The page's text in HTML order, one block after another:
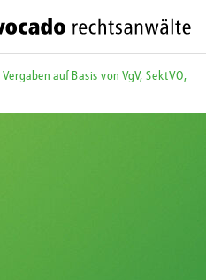
Vergaben auf Basis von VgV, SektVO,